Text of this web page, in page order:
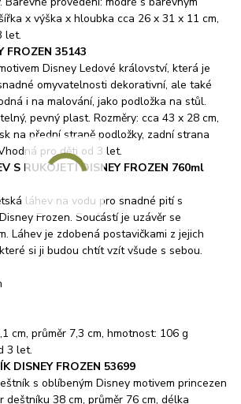
x výška x hloubka cca 26 x 31 x 11 cm,
let.
FROZEN 35143
Disney Ledové království, která je
omyvatelnosti dekorativní, ale také
i na malování, jako podložka na stůl.
pevný plast. Rozměry: cca 43 x 28 cm,
na přední straně podložky, zadní strana
pro děti od 3 let.
S RUKOJETÍ DISNEY FROZEN 760ml
láhev na vodu pro snadné pití s
Frozen. Součástí je uzávěr se
Láhev je zdobená postavičkami z jejich
si ji budou chtít vzít všude s sebou.
cm, průměr 7,3 cm, hmotnost: 106 g
3 let.
DISNEY FROZEN 53699
s oblíbeným Disney motivem princezen
deštníku 38 cm, průměr 76 cm, délka